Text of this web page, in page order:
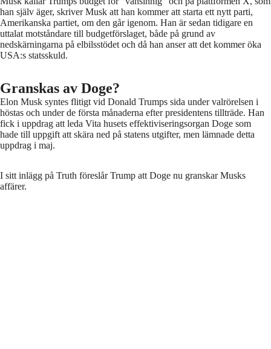
han själv äger, skriver Musk att han kommer att starta ett nytt parti,
Amerikanska partiet, om den går igenom. Han är sedan tidigare en
uttalat motståndare till budgetförslaget, både på grund av
nedskärningarna på elbilsstödet och då han anser att det kommer öka
USA:s statsskuld.
Granskas av Doge?
Elon Musk syntes flitigt vid Donald Trumps sida under valrörelsen i
höstas och under de första månaderna efter presidentens tillträde. Han
fick i uppdrag att leda Vita husets effektiviseringsorgan Doge som
hade till uppgift att skära ned på statens utgifter, men lämnade detta
uppdrag i maj.
I sitt inlägg på Truth föreslår Trump att Doge nu granskar Musks
affärer.